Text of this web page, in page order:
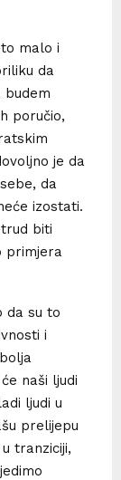
malo i
da
budem
poručio,
je da
da
izostati.
biti
primjera
da su to
i
naši ljudi
ljudi u
prelijepu
tranziciji,